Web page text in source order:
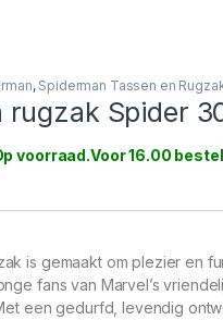
, Spiderman Tassen en
rugzak Spider
voorraad
is gemaakt om plezier en
fans van Marvel’s
een gedurfd, levendig